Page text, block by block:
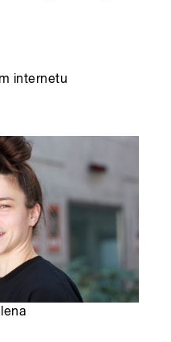
internetu